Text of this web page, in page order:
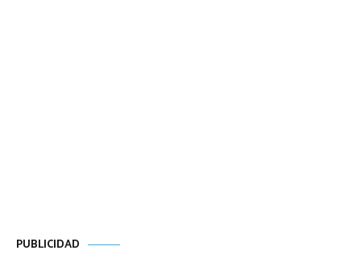
PUBLICIDAD